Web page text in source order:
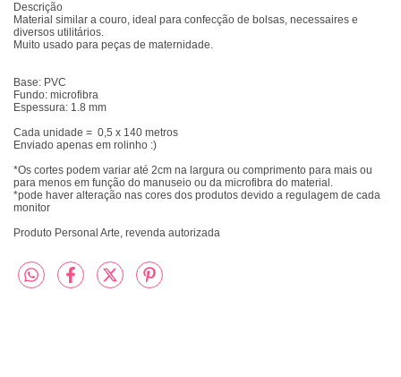
Descrição
Material similar a couro, ideal para confecção de bolsas, necessaires e
diversos utilitários.
Muito usado para peças de maternidade.
Base: PVC
Fundo: microfibra
Espessura: 1.8 mm
Cada unidade = 0,5 x 140 metros
Enviado apenas em rolinho :)
*Os cortes podem variar até 2cm na largura ou comprimento para mais ou
para menos em função do manuseio ou da microfibra do material.
*pode haver alteração nas cores dos produtos devido a regulagem de cada
monitor
Produto Personal Arte, revenda autorizada